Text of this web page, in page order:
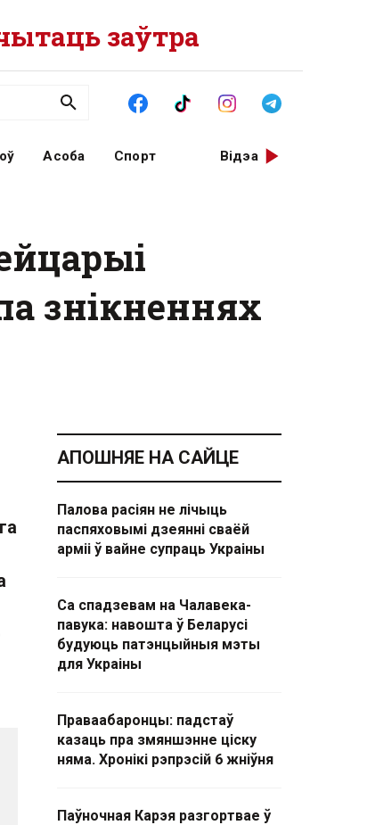
заўтра
Асоба Спорт Відэа
знікненнях
АПОШНЯЕ НА САЙЦЕ
Палова расіян не лічыць
паспяховымі дзеянні сваёй
арміі ў вайне супраць Украіны
Са спадзевам на Чалавека-
павука: навошта ў Беларусі
будуюць патэнцыйныя мэты
для Украіны
Праваабаронцы: падстаў
казаць пра змяншэнне ціску
няма. Хронікі рэпрэсій 6 жніўня
Паўночная Карэя разгортвае ў